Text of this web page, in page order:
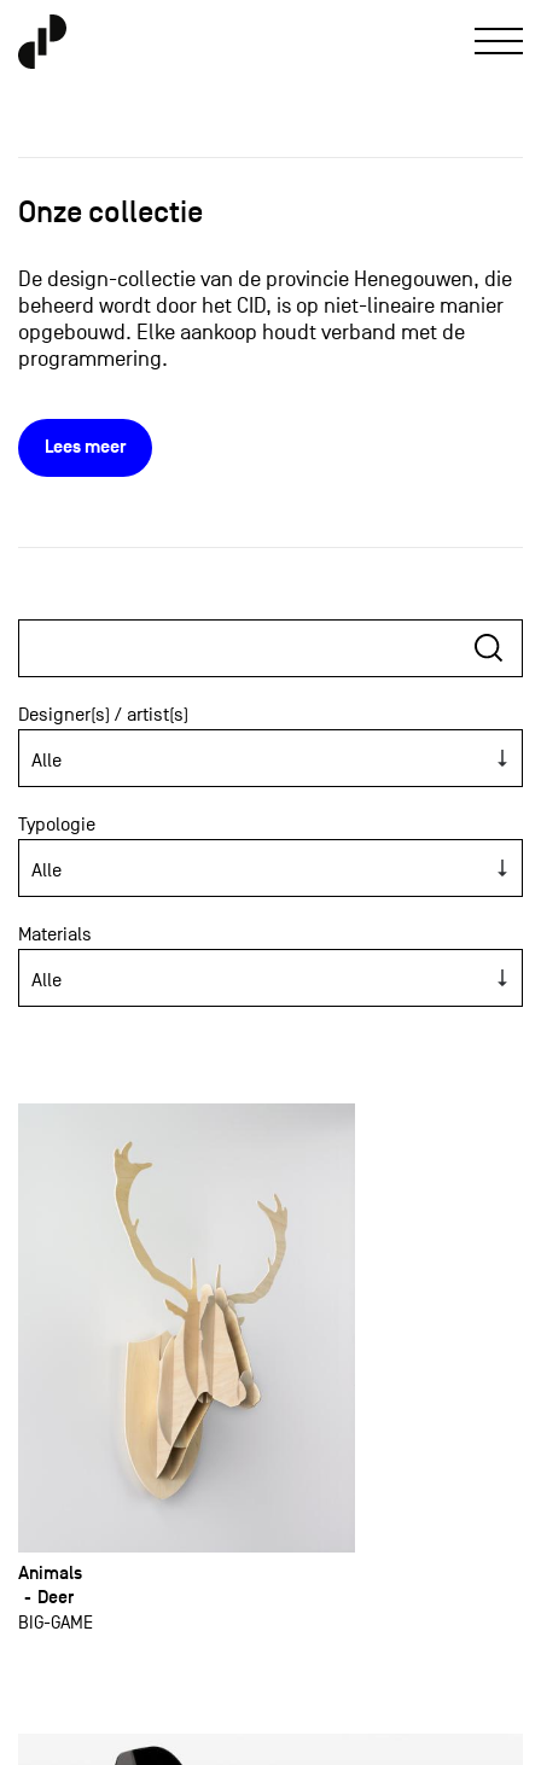
Onze collectie
De design-collectie van de provincie Henegouwen, die
beheerd wordt door het CID, is op niet-lineaire manier
opgebouwd. Elke aankoop houdt verband met de
programmering.
Lees meer
Designer(s) / artist(s)
Typologie
Materials
Animals
Deer
BIG-GAME